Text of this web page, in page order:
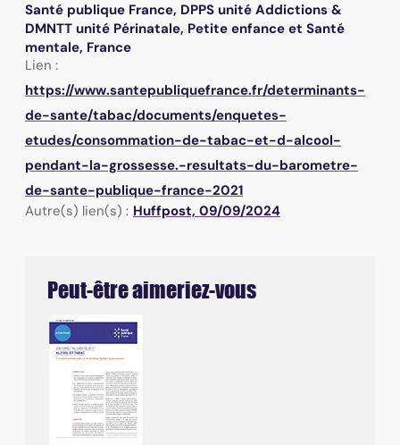
Santé publique France, DPPS unité Addictions &
DMNTT unité Périnatale, Petite enfance et Santé
mentale, France
Lien :
https://www.santepubliquefrance.fr/determinants-
de-sante/tabac/documents/enquetes-
etudes/consommation-de-tabac-et-d-alcool-
pendant-la-grossesse.-resultats-du-barometre-
de-sante-publique-france-2021
Autre(s) lien(s) : Huffpost, 09/09/2024
Peut-être aimeriez-vous